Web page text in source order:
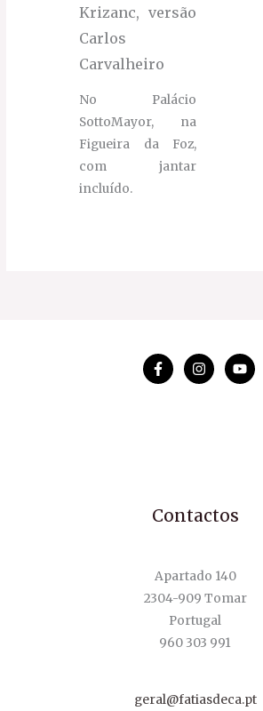
Krizanc, versão
Carlos
Carvalheiro
No Palácio
SottoMayor, na
Figueira da Foz,
com jantar
incluído.
Contactos
Apartado 140
2304-909 Tomar
Portugal
960 303 991
geral@fatiasdeca.pt